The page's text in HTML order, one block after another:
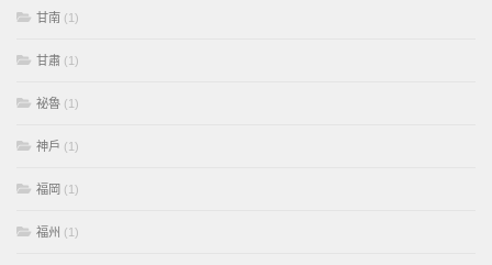
甘南 (1)
甘肅 (1)
祕魯 (1)
神戶 (1)
福岡 (1)
福州 (1)